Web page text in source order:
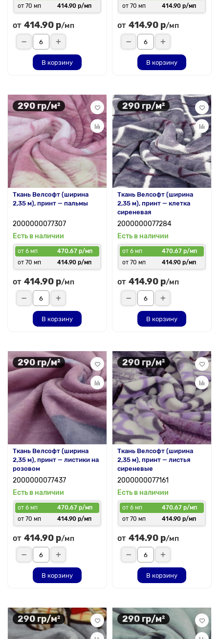
от 70 мп
414.90 р/мп
от 414.90 р/мп
В корзину
от 70 мп
414.90 р/мп
от 414.90 р/мп
В корзину
290 гр/м²
Ткань Велсофт (ширина
2,35 м), принт — пальмы
2000000077307
Есть в наличии
от 6 мп
470.67 р/мп
от 70 мп
414.90 р/мп
от 414.90 р/мп
В корзину
290 гр/м²
Ткань Велсофт (ширина
2,35 м), принт — клетка
сиреневая
2000000077284
Есть в наличии
от 6 мп
470.67 р/мп
от 70 мп
414.90 р/мп
от 414.90 р/мп
В корзину
290 гр/м²
Ткань Велсофт (ширина
2,35 м), принт — листики на
розовом
2000000077437
Есть в наличии
от 6 мп
470.67 р/мп
от 70 мп
414.90 р/мп
от 414.90 р/мп
В корзину
290 гр/м²
Ткань Велсофт (ширина
2,35 м), принт — листья
сиреневые
2000000077161
Есть в наличии
от 6 мп
470.67 р/мп
от 70 мп
414.90 р/мп
от 414.90 р/мп
В корзину
290 гр/м² 290 гр/м²